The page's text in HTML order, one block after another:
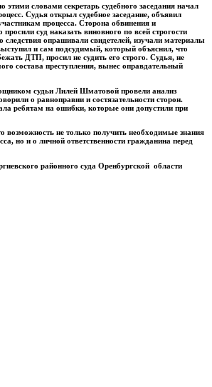
этими словами секретарь судебного заседания начал
Судья открыл судебное заседание, объявил
процесса. Сторона обвинения и
просили суд наказать виновного по всей строгости
следствия опрашивали свидетелей, изучали материалы
и сам подсудимый, который объяснил, что
ДТП, просил не судить его строго. Судья, не
состава преступления, вынес оправдательный
судьи Лилей Шматовой провели анализ
о равноправии и состязательности сторон.
ребятам на ошибки, которые они допустили при
возможность не только получить необходимые знания
но и о личной ответственности гражданина перед
районного суда Оренбургской области